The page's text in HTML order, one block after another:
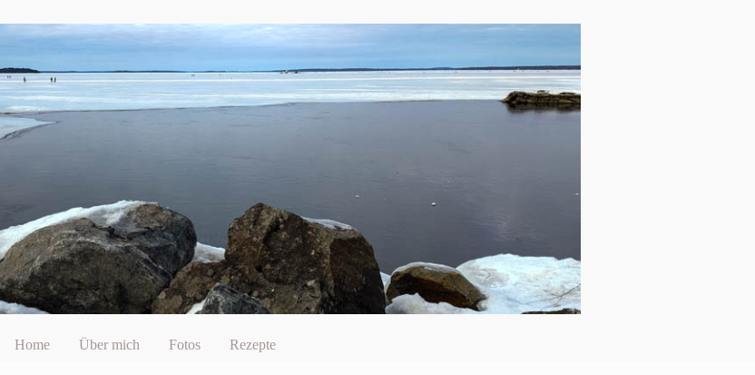
Home Über mich Fotos Rezepte